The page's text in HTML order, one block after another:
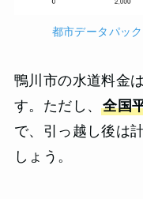
都市データパック
鴨川市の水道料金
す。ただし、全国
で、引っ越し後は
しょう。